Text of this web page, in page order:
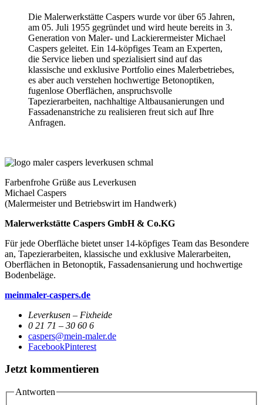
Die Malerwerkstätte Caspers wurde vor über 65 Jahren,
am 05. Juli 1955 gegründet und wird heute bereits in 3.
Generation von Maler- und Lackierermeister Michael
Caspers geleitet. Ein 14-köpfiges Team an Experten,
die Service lieben und spezialisiert sind auf das
klassische und exklusive Portfolio eines Malerbetriebes,
es aber auch verstehen hochwertige Betonoptiken,
fugenlose Oberflächen, anspruchsvolle
Tapezierarbeiten, nachhaltige Altbausanierungen und
Fassadenanstriche zu realisieren freut sich auf Ihre
Anfragen.
Farbenfrohe Grüße aus Leverkusen
Michael Caspers
(Malermeister und Betriebswirt im Handwerk)
Malerwerkstätte Caspers GmbH & Co.KG
Für jede Oberfläche bietet unser 14-köpfiges Team das Besondere
an, Tapezierarbeiten, klassische und exklusive Malerarbeiten,
Oberflächen in Betonoptik, Fassadensanierung und hochwertige
Bodenbeläge.
meinmaler-caspers.de
Leverkusen – Fixheide
0 21 71 – 30 60 6
caspers@mein-maler.de
FacebookPinterest
Jetzt kommentieren
Antworten